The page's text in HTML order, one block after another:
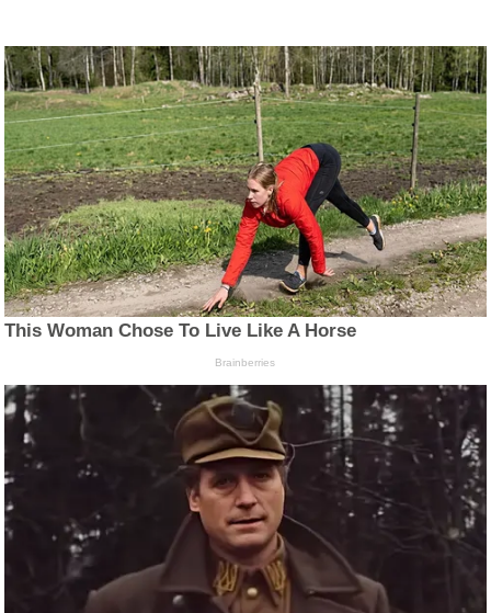
This Woman Chose To Live Like A Horse
Brainberries